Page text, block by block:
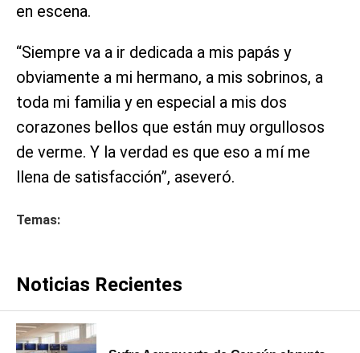
en escena.
“Siempre va a ir dedicada a mis papás y
obviamente a mi hermano, a mis sobrinos, a
toda mi familia y en especial a mis dos
corazones bellos que están muy orgullosos
de verme. Y la verdad es que eso a mí me
llena de satisfacción”, aseveró.
Temas:
Noticias Recientes